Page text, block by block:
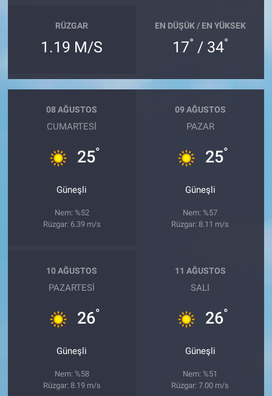
RÜZGAR
1.19 M/S
EN DÜŞÜK / EN YÜKSEK
17° / 34°
08 AĞUSTOS
CUMARTESI
25°
Güneşli
Nem: %52
Rüzgar: 6.39 m/s
09 AĞUSTOS
PAZAR
25°
Güneşli
Nem: %57
Rüzgar: 8.11 m/s
10 AĞUSTOS
PAZARTESI
26°
Güneşli
Nem: %58
Rüzgar: 8.19 m/s
11 AĞUSTOS
SALI
26°
Güneşli
Nem: %51
Rüzgar: 7.00 m/s